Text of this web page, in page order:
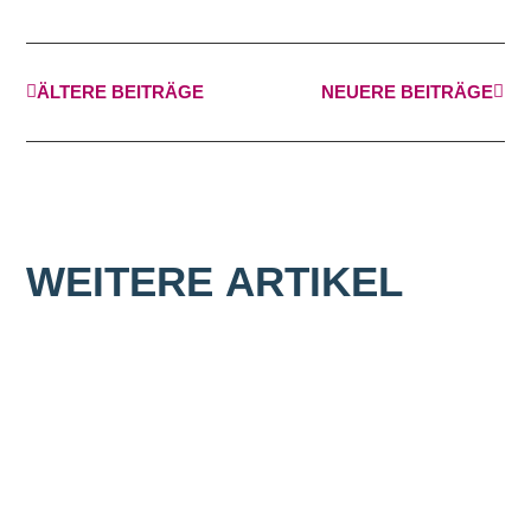
ÄLTERE BEITRÄGE NEUERE BEITRÄGE
WEITERE ARTIKEL